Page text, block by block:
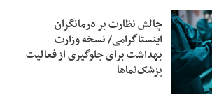
چالش نظارت بر درمانگران
اینستاگرامی/ نسخه وزارت
بهداشت برای جلوگیری از فعالیت
پزشک‌نماها